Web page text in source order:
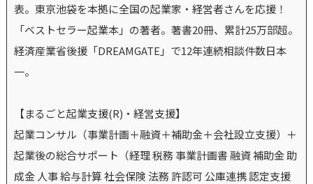
表。東京池袋を本拠に全国の起業家・経営者さんを応援！
「ベストセラー起業本」の著者。著書20冊、累計25万部超。
経済産業省後援「DREAMGATE」で12年連続相談件数日本
一。
【まるごと起業支援(R)・経営支援】
起業コンサル（事業計画＋融資＋補助金＋会社設立支援）＋
起業後の総合サポート（経理 税務 事業計画書 融資 補助金 助
成金 人事 給与計算 社会保険 法務 許認可 公庫連携 認定支援